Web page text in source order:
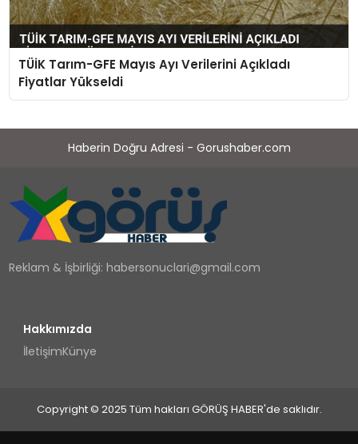
TÜİK Tarım-GFE Mayıs Ayı Verilerini Açıkladı
Fiyatlar Yükseldi
Haberin Doğru Adresi - Gorushaber.com
Reklam & İşbirliği:habersonuclari@gmail.com
Hakkımızda
İletişimKünye
Copyright © 2025 Tüm hakları GÖRÜŞ HABER'de saklıdır.